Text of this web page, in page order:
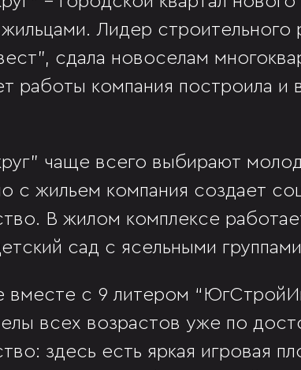
Лидер строительного
сдала новоселам
работы компания построила и
чаще всего выбирают
с жильем компания создает
В жилом комплексе
сад с ясельными
вместе с 9 литером
всех возрастов уже по
здесь есть яркая игровая